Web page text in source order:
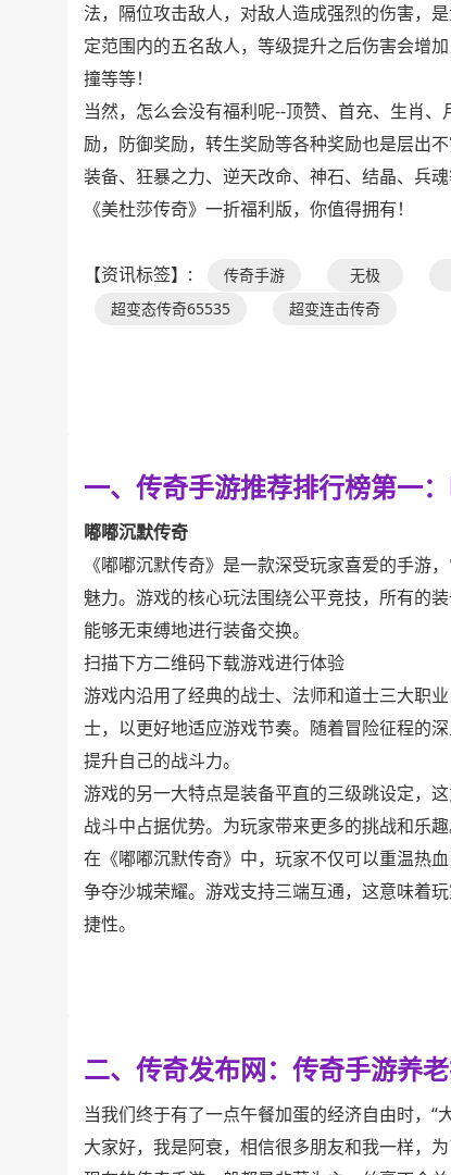
法，隔位攻击敌人，对敌人造成强烈的伤害，
定范围内的五名敌人，等级提升之后伤害会增
撞等等！
当然，怎么会没有福利呢--顶赞、首充、生肖
励，防御奖励，转生奖励等各种奖励也是层出不
装备、狂暴之力、逆天改命、神石、结晶、兵
《美杜莎传奇》一折福利版，你值得拥有！
【资讯标签】: 传奇手游 无极
超变态传奇65535
超变连击传奇
一、传奇手游推荐排行榜第一
嘟嘟沉默传奇
《嘟嘟沉默传奇》是一款深受玩家喜爱的手游
魅力。游戏的核心玩法围绕公平竞技，所有的
能够无束缚地进行装备交换。
扫描下方二维码下载游戏进行体验
游戏内沿用了经典的战士、法师和道士三大职
士，以更好地适应游戏节奏。随着冒险征程的
提升自己的战斗力。
游戏的另一大特点是装备平直的三级跳设定，
战斗中占据优势。为玩家带来更多的挑战和乐趣
在《嘟嘟沉默传奇》中，玩家不仅可以重温热
争夺沙城荣耀。游戏支持三端互通，这意味着
捷性。
二、传奇发布网：传奇手游养
当我们终于有了一点午餐加蛋的经济自由时，“
大家好，我是阿衰，相信很多朋友和我一样，